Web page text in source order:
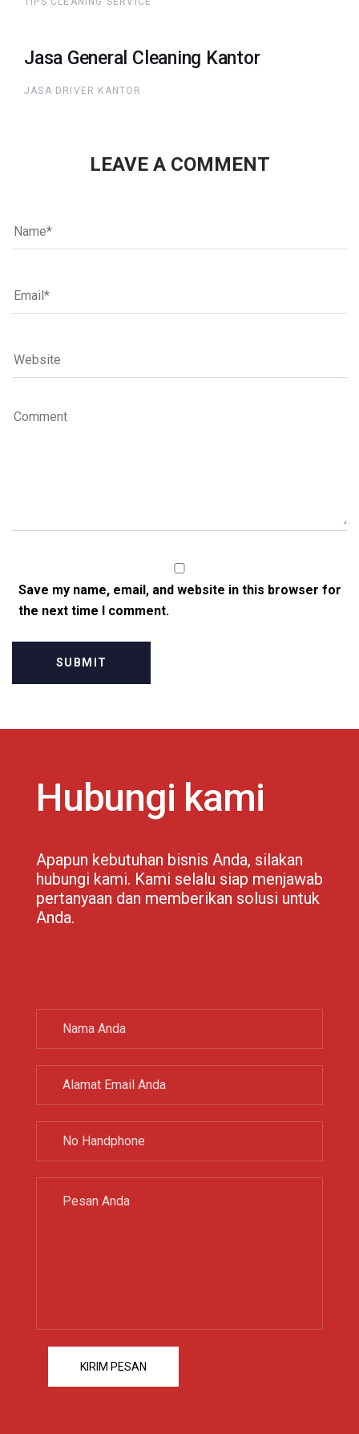
Jasa General Cleaning Kantor
JASA DRIVER KANTOR
LEAVE A COMMENT
Save my name, email, and website in this browser for
the next time I comment.
Hubungi kami
Apapun kebutuhan bisnis Anda, silakan
hubungi kami. Kami selalu siap menjawab
pertanyaan dan memberikan solusi untuk
Anda.